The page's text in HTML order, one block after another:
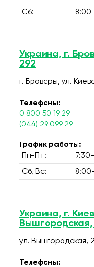
Сб:
Украина, г.
292
г. Бровары, ул.
Телефоны:
0 800 50 19 29
(044) 29 099 29
График работы:
Пн-Пт:
Сб, Вс:
Украина, г.
Вышгородская,
ул. Вышгородская,
Телефоны: